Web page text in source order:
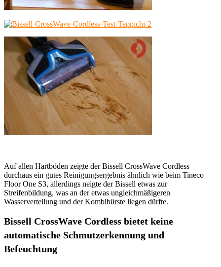
Auf allen Hartböden zeigte der Bissell CrossWave Cordless
durchaus ein gutes Reinigungsergebnis ähnlich wie beim Tineco
Floor One S3, allerdings neigte der Bissell etwas zur
Streifenbildung, was an der etwas ungleichmäßigeren
Wasserverteilung und der Kombibürste liegen dürfte.
Bissell CrossWave Cordless bietet keine
automatische Schmutzerkennung und
Befeuchtung